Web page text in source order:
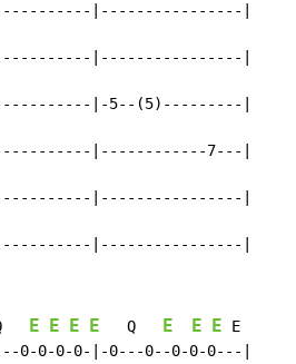
|----------------|
|----------------|
|-5--(5)---------|
|------------7---|
|----------------|
|----------------|
Q
E E E E
   Q
E E E E
0-0-0-0-|-0---0--0-0-0---|